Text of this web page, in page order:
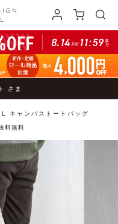
さま
キャンバストートバッグ
料無料